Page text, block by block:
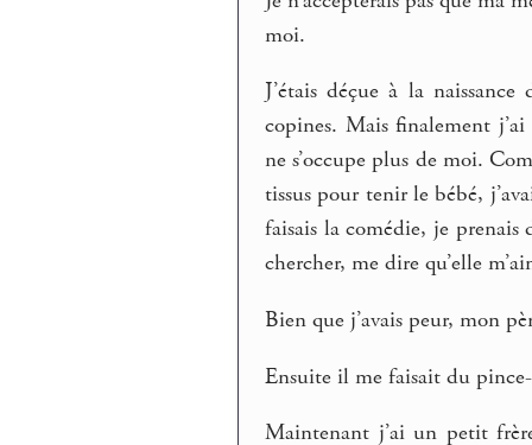
moi.
J’étais déçue à la
copines. Mais finalement
ne s’occupe plus de moi.
tissus pour tenir le bébé,
faisais la comédie, je prenais
chercher, me dire qu’elle
Bien que j’avais peur, mon
Ensuite il me faisait du
Maintenant j’ai un petit